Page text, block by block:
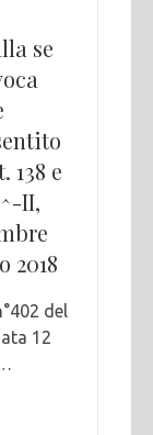
se
e
II,
2018
del
12